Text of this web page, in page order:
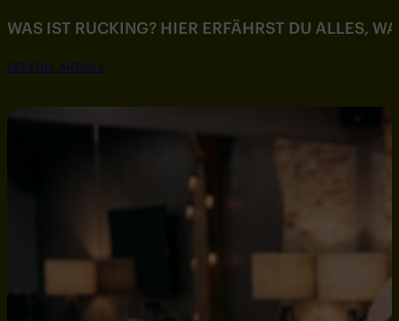
WAS IST RUCKING? HIER ERFÄHRST DU ALLES,
SEE FULL ARTICLE